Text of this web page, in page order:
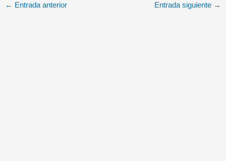
sus MORSA
dable Shield que se
← Entrada anterior Entrada siguiente →